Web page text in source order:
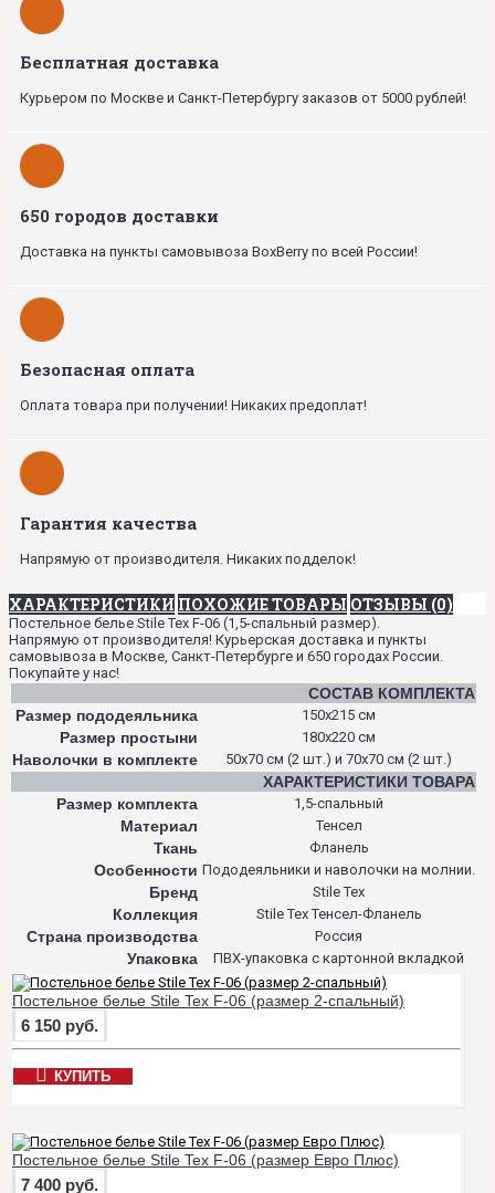
Бесплатная доставка
Курьером по Москве и Санкт-Петербургу заказов от 5000 рублей!
650 городов доставки
Доставка на пункты самовывоза BoxBerry по всей России!
Безопасная оплата
Оплата товара при получении! Никаких предоплат!
Гарантия качества
Напрямую от производителя. Никаких подделок!
ХАРАКТЕРИСТИКИ ПОХОЖИЕ ТОВАРЫ ОТЗЫВЫ (0)
Постельное белье Stile Tex F-06 (1,5-спальный размер).
Напрямую от производителя! Курьерская доставка и пункты
самовывоза в Москве, Санкт-Петербурге и 650 городах России.
Покупайте у нас!
СОСТАВ КОМПЛЕКТА
Размер пододеяльника
150х215 см
Размер простыни 180х220 см
Наволочки в комплекте 50х70 см (2 шт.) и 70х70 см (2 шт.)
ХАРАКТЕРИСТИКИ ТОВАРА
Размер комплекта
1,5-спальный
Материал Тенсел
Ткань Фланель
Особенности Пододеяльники и наволочки на молнии.
Бренд Stile Tex
Коллекция Stile Tex Тенсел-Фланель
Страна производства Россия
Упаковка ПВХ-упаковка с картонной вкладкой
Постельное белье Stile Tex F-06 (размер 2-спальный)
6 150 руб.
КУПИТЬ
Постельное белье Stile Tex F-06 (размер Евро Плюс)
7 400 руб.